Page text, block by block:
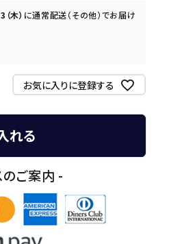
木） に通常配送（その他）でお届け
お気に入りに登録する
れる
ご案内 -